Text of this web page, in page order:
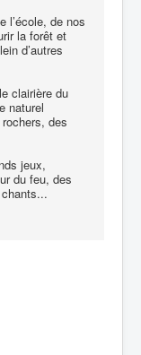
l’école, de nos
la forêt et
d’autres
clairière du
naturel
des
jeux,
du feu, des